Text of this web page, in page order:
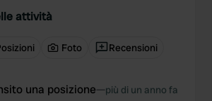
attività
Foto Recensioni
una posizione—più di un anno fa